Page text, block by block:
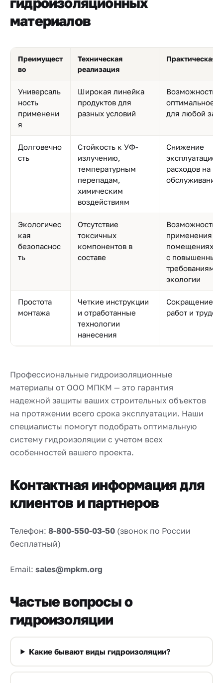
материалов
Преимущест
во
Техническая
реализация
Практическая
Универсаль
ность
применени
я
Широкая линейка
продуктов для
разных условий
Возможность
оптимальное
для любой
Долговечно
сть
Стойкость к УФ-
излучению,
температурным
перепадам,
химическим
воздействиям
Снижение
расходов на
обслуживание
Экологичес
кая
безопаснос
ть
Отсутствие
токсичных
компонентов в
составе
Возможность
применения в
помещениях и
с
требованиями
экологии
Простота
монтажа
Четкие инструкции
и отработанные
технологии
нанесения
Сокращение
работ и
Профессиональные гидроизоляционные
материалы от ООО МПКМ — это гарантия
надежной защиты ваших строительных объектов
на протяжении всего срока эксплуатации. Наши
специалисты помогут подобрать оптимальную
систему гидроизоляции с учетом всех
особенностей вашего проекта.
Контактная информация для
клиентов и партнеров
Телефон: 8-800-550-03-50 (звонок по России
бесплатный)
Email: sales@mpkm.org
Частые вопросы о
гидроизоляции
Какие бывают виды гидроизоляции?